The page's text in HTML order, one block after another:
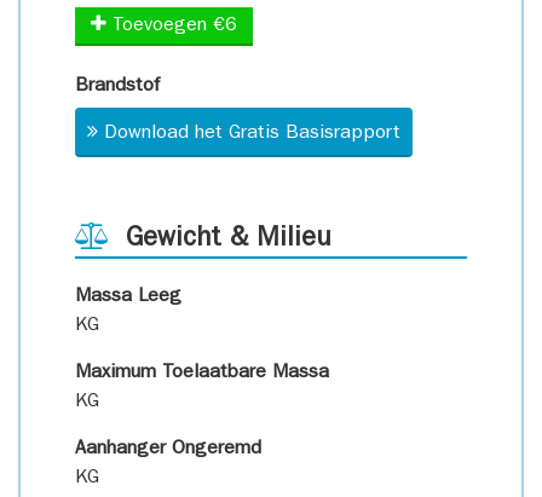
Toevoegen €6
Brandstof
Download het Gratis Basisrapport
Gewicht & Milieu
Massa Leeg
KG
Maximum Toelaatbare Massa
KG
Aanhanger Ongeremd
KG